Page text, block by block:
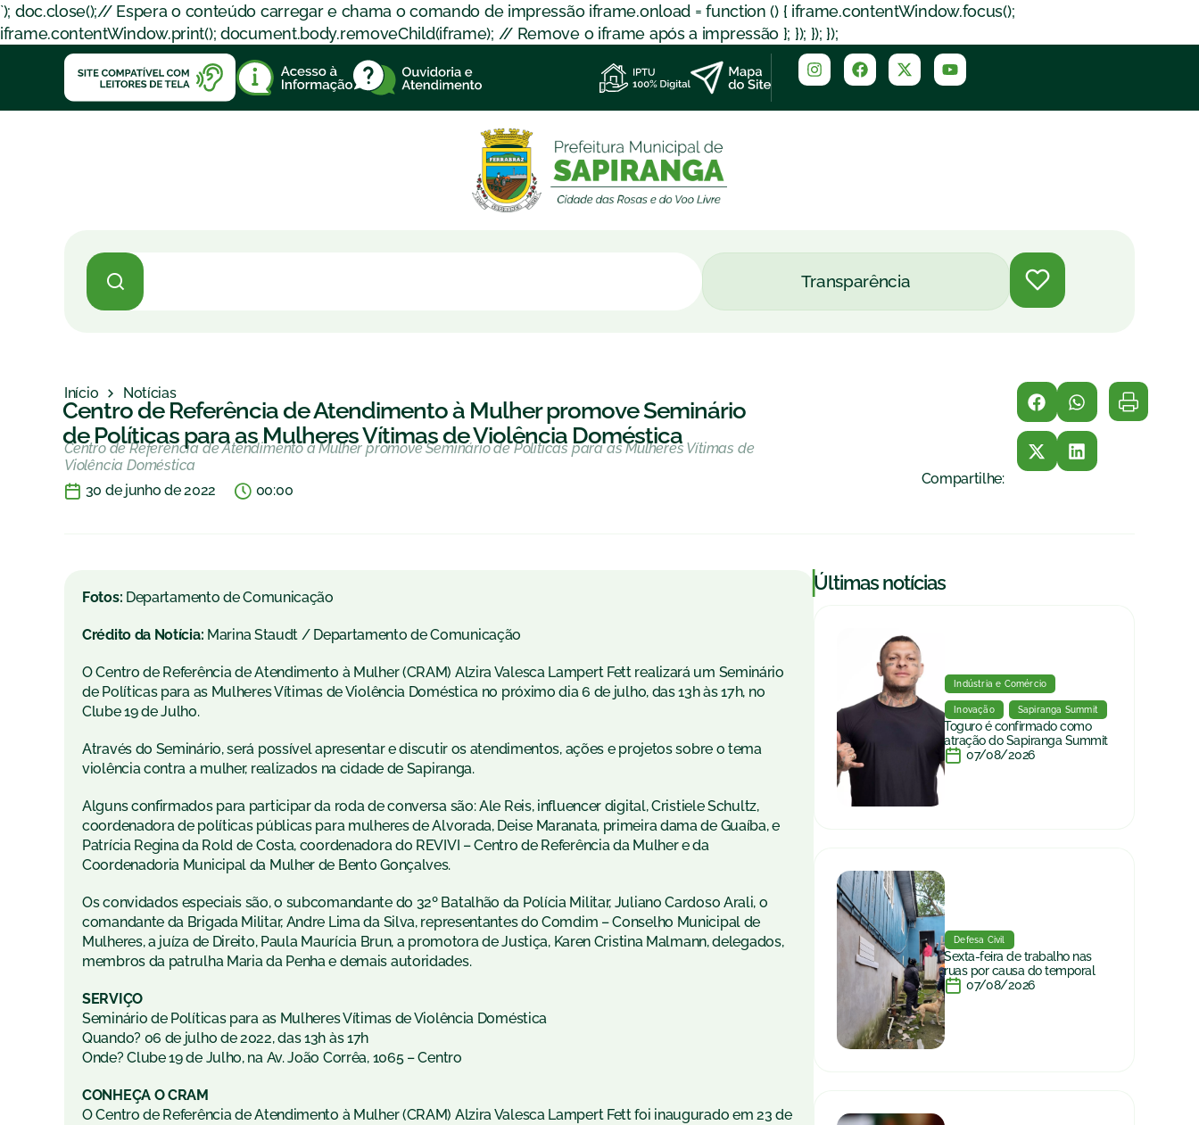
`); doc.close();// Espera o conteúdo carregar e chama o comando de impressão iframe.onload = function () { iframe.contentWindow.focus();
iframe.contentWindow.print(); document.body.removeChild(iframe); // Remove o iframe após a impressão }; }); }); });
Transparência
Início Notícias
Centro de Referência de Atendimento à Mulher promove Seminário
de Políticas para as Mulheres Vítimas de Violência Doméstica
Centro de Referência de Atendimento à Mulher promove Seminário de Políticas para as Mulheres Vítimas de
Violência Doméstica
30 de junho de 2022
00:00
Compartilhe:
Fotos: Departamento de Comunicação
Crédito da Notícia: Marina Staudt / Departamento de Comunicação
O Centro de Referência de Atendimento à Mulher (CRAM) Alzira Valesca Lampert Fett realizará um Seminário
de Políticas para as Mulheres Vítimas de Violência Doméstica no próximo dia 6 de julho, das 13h às 17h, no
Clube 19 de Julho.
Através do Seminário, será possível apresentar e discutir os atendimentos, ações e projetos sobre o tema
violência contra a mulher, realizados na cidade de Sapiranga.
Alguns confirmados para participar da roda de conversa são: Ale Reis, influencer digital, Cristiele Schultz,
coordenadora de políticas públicas para mulheres de Alvorada, Deise Maranata, primeira dama de Guaíba, e
Patrícia Regina da Rold de Costa, coordenadora do REVIVI – Centro de Referência da Mulher e da
Coordenadoria Municipal da Mulher de Bento Gonçalves.
Os convidados especiais são, o subcomandante do 32º Batalhão da Polícia Militar, Juliano Cardoso Arali, o
comandante da Brigada Militar, Andre Lima da Silva, representantes do Comdim – Conselho Municipal de
Mulheres, a juíza de Direito, Paula Maurícia Brun, a promotora de Justiça, Karen Cristina Malmann, delegados,
membros da patrulha Maria da Penha e demais autoridades.
SERVIÇO
Seminário de Políticas para as Mulheres Vítimas de Violência Doméstica
Quando? 06 de julho de 2022, das 13h às 17h
Onde? Clube 19 de Julho, na Av. João Corrêa, 1065 – Centro
CONHEÇA O CRAM
O Centro de Referência de Atendimento à Mulher (CRAM) Alzira Valesca Lampert Fett foi inaugurado em 23 de
|Últimas notícias
Indústria e Comércio
Inovação Sapiranga Summit
Toguro é confirmado como
atração do Sapiranga Summit
07/08/2026
Defesa Civil
Sexta-feira de trabalho nas
ruas por causa do temporal
07/08/2026